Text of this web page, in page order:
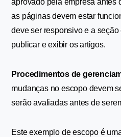
as páginas devem estar
deve ser responsivo e a
publicar e exibir os artigos.
Procedimentos de
mudanças no escopo devem
serão avaliadas antes de
Este exemplo de escopo é